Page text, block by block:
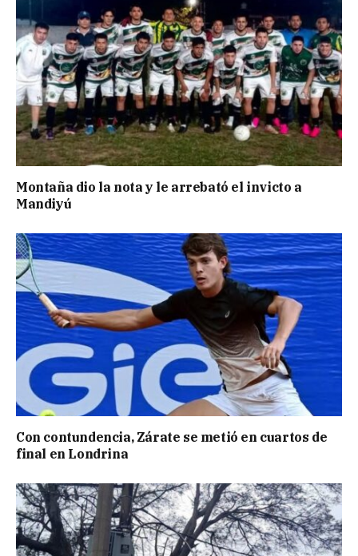
Montaña dio la nota y le arrebató el invicto a
Mandiyú
Con contundencia, Zárate se metió en cuartos de
final en Londrina